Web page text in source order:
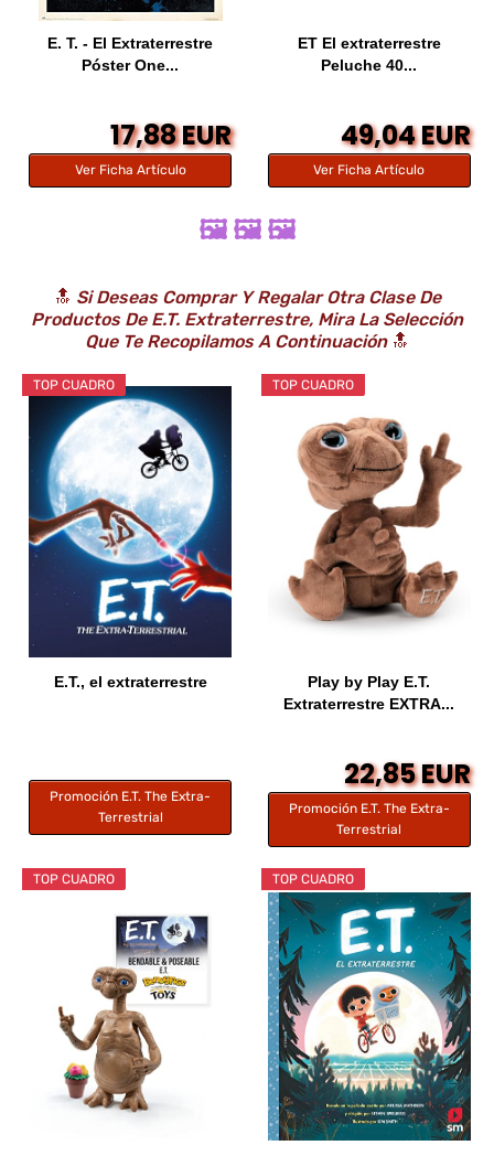
E. T. - El Extraterrestre
Póster One...
17,88 EUR
Ver Ficha Artículo
ET El extraterrestre
Peluche 40...
49,04 EUR
Ver Ficha Artículo
🖼️ 🖼️ 🖼️
🔝 Si Deseas Comprar Y Regalar Otra Clase De
Productos De E.T. Extraterrestre, Mira La Selección
Que Te Recopilamos A Continuación🔝
TOP CUADRO
E.T., el extraterrestre
Promoción E.T. The Extra-
Terrestrial
TOP CUADRO
Play by Play E.T.
Extraterrestre EXTRA...
22,85 EUR
Promoción E.T. The Extra-
Terrestrial
TOP CUADRO TOP CUADRO